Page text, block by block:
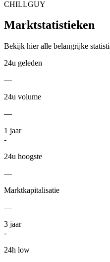
CHILLGUY
Marktstatistieken
Bekijk hier alle belangrijke
24u geleden
—
24u volume
—
1 jaar
-
24u hoogste
—
Marktkapitalisatie
—
3 jaar
-
24h low